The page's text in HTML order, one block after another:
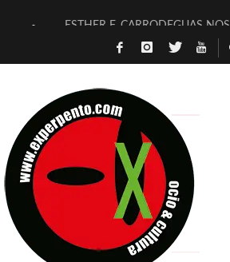
ESTHER F. CARRODEGUAS
[TERRA DE GUAPES] DE
TIMBRE 4, LA ESCUELA DEL
30 AÑOS (NO ES NADA) DE LA
MILITARES JUDÍAS
D’BALDOMEROS REINVENTAN
MARSHALL FLASH PRESENTA EN
JOFRE BARDAGÍ EN EXVITA